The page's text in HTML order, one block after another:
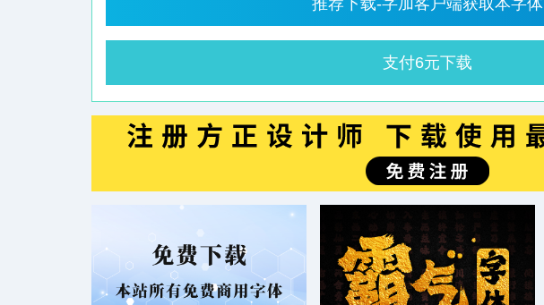
支付6元下载